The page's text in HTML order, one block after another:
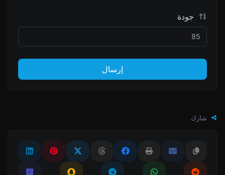
جودة
إرسال
شارك